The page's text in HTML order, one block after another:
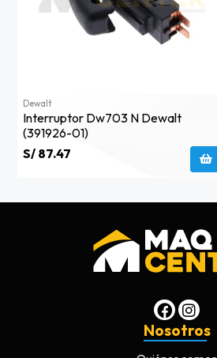
Dewalt
Interruptor Dw703 N Dewalt
(391926-01)
S/ 87.47
Nosotros